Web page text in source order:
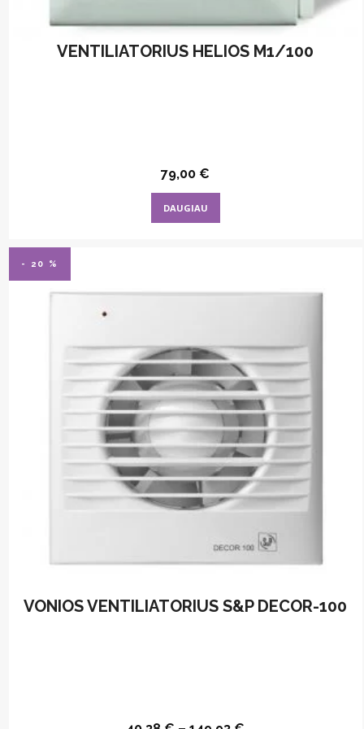
VENTILIATORIUS HELIOS M1/100
79,00 €
DAUGIAU
- 20 %
VONIOS VENTILIATORIUS S&P DECOR-100